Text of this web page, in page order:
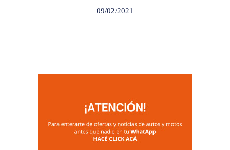
09/02/2021